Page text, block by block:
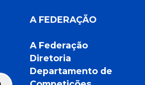
A FEDERAÇÃO
A Federação
Diretoria
Departamento de